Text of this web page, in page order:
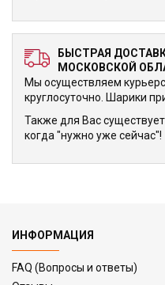
БЫСТРАЯ
МОСКОВСКОЙ
Мы осуществляем
круглосуточно. Шарики
Также для Вас
когда "нужно уже сейчас"!
ИНФОРМАЦИЯ
FAQ (Вопросы и ответы)